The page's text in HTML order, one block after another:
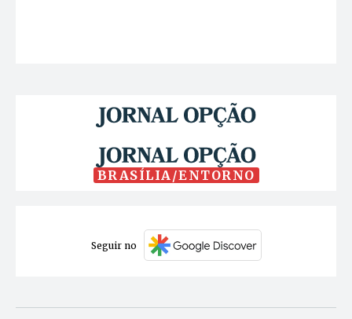
BRASÍLIA/ENTORNO
Seguir no